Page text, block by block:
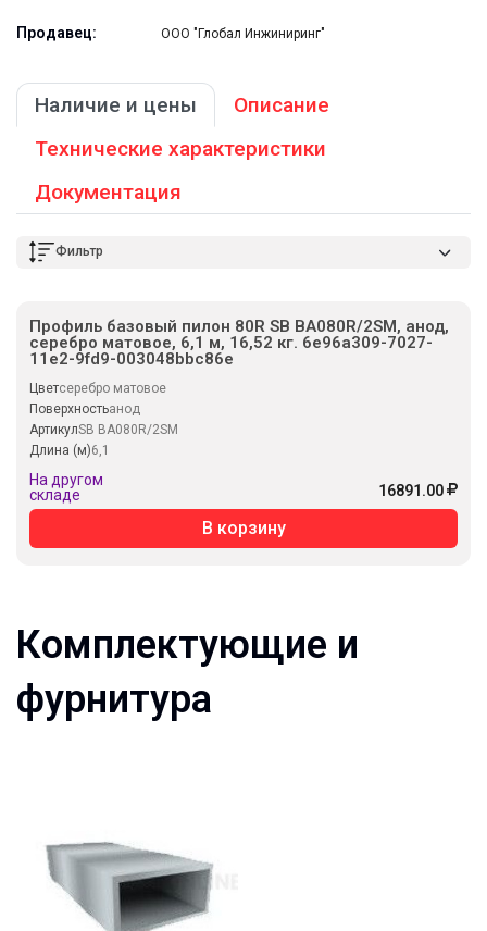
Продавец: ООО "Глобал Инжиниринг"
Наличие и цены
Описание
Технические характеристики
Документация
Фильтр
Профиль базовый пилон 80R SB BA080R/2SM, анод,
серебро матовое, 6,1 м, 16,52 кг. 6e96a309-7027-
11e2-9fd9-003048bbc86e
Цветсеребро матовое
Поверхностьанод
АртикулSB BA080R/2SM
Длина (м)6,1
На другом
складе
16891.00
В корзину
Комплектующие и
фурнитура